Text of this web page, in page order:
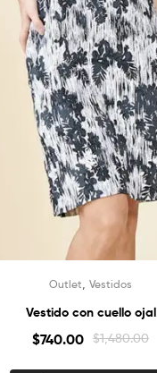
Outlet Vestidos
Vestido con cuello ojal
$1,480.00
$740.00